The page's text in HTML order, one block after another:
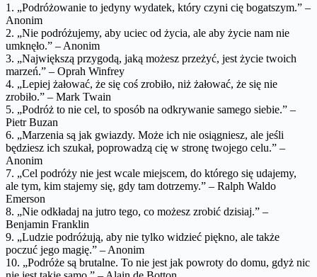
1. „Podróżowanie to jedyny wydatek, który czyni cię bogatszym.” –
Anonim
2. „Nie podróżujemy, aby uciec od życia, ale aby życie nam nie
umknęło.” – Anonim
3. „Największą przygodą, jaką możesz przeżyć, jest życie twoich
marzeń.” – Oprah Winfrey
4. „Lepiej żałować, że się coś zrobiło, niż żałować, że się nie
zrobiło.” – Mark Twain
5. „Podróż to nie cel, to sposób na odkrywanie samego siebie.” –
Pietr Buzan
6. „Marzenia są jak gwiazdy. Może ich nie osiągniesz, ale jeśli
będziesz ich szukał, poprowadzą cię w stronę twojego celu.” –
Anonim
7. „Cel podróży nie jest wcale miejscem, do którego się udajemy,
ale tym, kim stajemy się, gdy tam dotrzemy.” – Ralph Waldo
Emerson
8. „Nie odkładaj na jutro tego, co możesz zrobić dzisiaj.” –
Benjamin Franklin
9. „Ludzie podróżują, aby nie tylko widzieć piękno, ale także
poczuć jego magię.” – Anonim
10. „Podróże są brutalne. To nie jest jak powroty do domu, gdyż nic